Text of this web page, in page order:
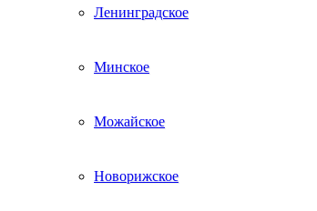
Ленинградское
Минское
Можайское
Новорижское